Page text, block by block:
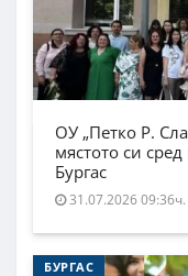
ОУ „Петко Р.
мястото си
Бургас
31.07.2026 09:36ч.
БУРГАС